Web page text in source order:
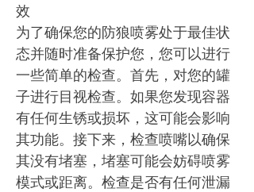
效
为了确保您的防狼喷雾处于最佳状
态并随时准备保护您，您可以进行
一些简单的检查。首先，对您的罐
子进行目视检查。如果您发现容器
有任何生锈或损坏，这可能会影响
其功能。接下来，检查喷嘴以确保
其没有堵塞，堵塞可能会妨碍喷雾
模式或距离。检查是否有任何泄漏